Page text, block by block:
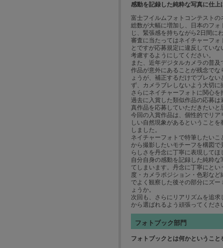
感動を記録した純粋な写真に仕上
富士フイルムフォトコンテスト
総数が大幅に増加し、日本のフ
じ、緊張感を持ちながら2日間に
審査に当たってはネイチャーフ
とですが応募規定に違反してい
考慮するようにしてください。
また、近年デジタルカメラの普
作品が意外にあることが残念で
ょうが、補正するだけでブレな
ず、カメラブレしないよう大切
さらにネイチャーフォトに関心
過去に入賞した類似作品の応募
真作品を応募していただきたいと
今回の入賞作品は、個性的でリ
しい自然現象があるということ
しました。
ネイチャーフォトで特筆したい
から撮影したいモチーフを構図
らしさを丹念に丁寧に表現して
自分自身の感動を記録した純粋
てしまいます。丹念に丁寧にと
度・カメラポジション・色彩な
でよく観察した後その部分にズ
ょうか。
次回も、さらにリアリズムを追
から選ばれるよう頑張ってくださ
フォトブック部門
フォトブックとは何かということ